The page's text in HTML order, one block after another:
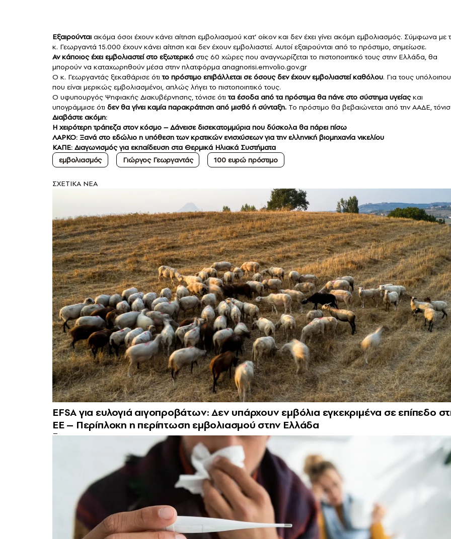
Εξαιρούνται ακόμα όσοι έχουν κάνει αίτηση εμβολιασμού κατ’ οίκον και δεν έχει γίνει ακόμη εμβολιασμός. Σύμφωνα με
κ. Γεωργαντά 15.000 έχουν κάνει αίτηση και δεν έχουν εμβολιαστεί. Αυτοί εξαιρούνται από το πρόστιμο, σημείωσε.
Αν κάποιος έχει εμβολιαστεί στο εξωτερικό στις 60 χώρες που αναγνωρίζεται το πιστοποιητικό τους στην Ελλάδα, θα
μπορούν να καταχωρηθούν μέσα στην πλατφόρμα anagnorisi.emvolio.gov.gr
Ο κ. Γεωργαντάς ξεκαθάρισε ότι το πρόστιμο επιβάλλεται σε όσους δεν έχουν εμβολιαστεί καθόλου. Για τους
που είναι μερικώς εμβολιασμένοι, απλώς λήγει το πιστοποιητικό τους.
Ο υφυπουργός Ψηφιακής Διακυβέρνησης, τόνισε ότιτα έσοδα από τα πρόστιμα θα πάνε στο σύστημα υγείαςκαι
υπογράμμισε ότι δεν θα γίνει καμία παρακράτηση από μισθό ή σύνταξη. Το πρόστιμο θα βεβαιώνεται από την ΑΑΔΕ,
Διαβάστε ακόμη:
Η χειρότερη τράπεζα στον κόσμο – Δάνεισε δισεκατομμύρια που δύσκολα θα πάρει πίσω
ΛΑΡΚΟ: Ξανά στο εδώλιο η υπόθεση των κρατικών ενισχύσεων για την ελληνική βιομηχανία νικελίου
ΚΑΠΕ: Διαγωνισμός για εκπαίδευση στα Θερμικά Ηλιακά Συστήματα
εμβολιασμός
Γιώργος Γεωργαντάς 100 ευρώ πρόστιμο
ΣXETIKA NEA
EFSA για ευλογιά αιγοπροβάτων: Δεν υπάρχουν εμβόλια εγκεκριμένα σε επίπεδο
ΕΕ – Περίπλοκη η περίπτωση εμβολιασμού στην Ελλάδα